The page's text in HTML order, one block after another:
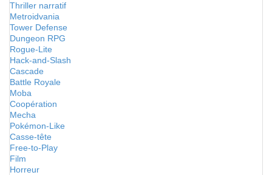
Thriller narratif
Metroidvania
Tower Defense
Dungeon RPG
Rogue-Lite
Hack-and-Slash
Cascade
Battle Royale
Moba
Coopération
Mecha
Pokémon-Like
Casse-tête
Free-to-Play
Film
Horreur